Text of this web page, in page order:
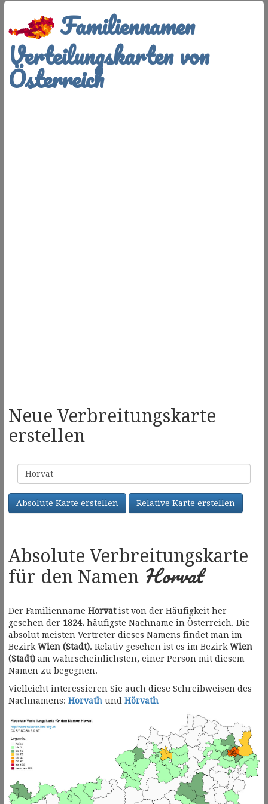
Familiennamen
Verteilungskarten von
Österreich
Neue Verbreitungskarte
erstellen
Familienname
Absolute Karte erstellen Relative Karte erstellen
Absolute Verbreitungskarte
für den Namen Horvat
Der Familienname Horvatist von der Häufigkeit her
gesehen der 1824. häufigste Nachname in Österreich. Die
absolut meisten Vertreter dieses Namens findet man im
Bezirk Wien (Stadt). Relativ gesehen ist es im Bezirk Wien
(Stadt) am wahrscheinlichsten, einer Person mit diesem
Namen zu begegnen.
Vielleicht interessieren Sie auch diese Schreibweisen des
Nachnamens: Horvath und Hörvath